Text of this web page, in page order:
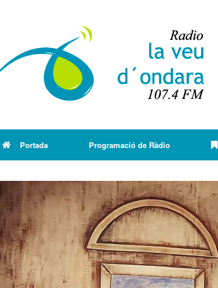
Portada Programació de Ràdio